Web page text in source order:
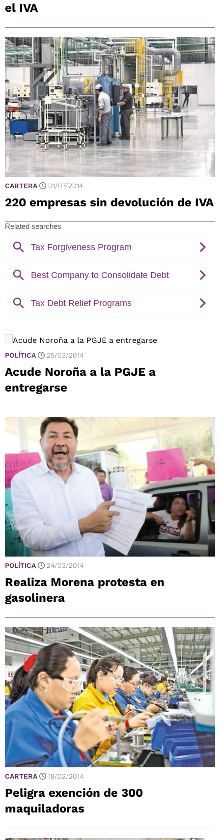
el IVA
CARTERA 01/07/2014
220 empresas sin devolución de IVA
POLÍTICA 25/03/2014
Acude Noroña a la PGJE a
entregarse
POLÍTICA 24/03/2014
Realiza Morena protesta en
gasolinera
CARTERA 18/02/2014
Peligra exención de 300
maquiladoras